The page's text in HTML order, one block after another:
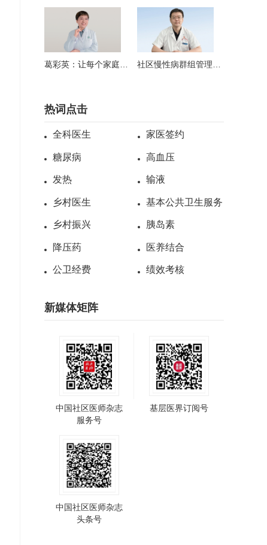
构“掌舵人”
葛彩英：让每个家庭都
社区慢性病群组管理模
热词点击
全科医生 家医签约
糖尿病 高血压
发热 输液
乡村医生 基本公共卫生服务
乡村振兴 胰岛素
降压药 医养结合
公卫经费 绩效考核
新媒体矩阵
中国社区医师杂志
服务号
基层医界订阅号
中国社区医师杂志
头条号